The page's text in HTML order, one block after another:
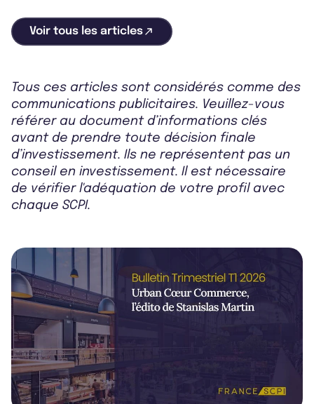
Voir tous les articles
Tous ces articles sont considérés comme des
communications publicitaires. Veuillez-vous
référer au document d’informations clés
avant de prendre toute décision finale
d’investissement. Ils ne représentent pas un
conseil en investissement. Il est nécessaire
de vérifier l'adéquation de votre profil avec
chaque SCPI.